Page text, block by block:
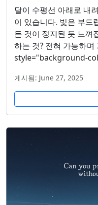
달이 수평선 아래로 내
이 있습니다. 빛은 부드
든 것이 정지된 듯 느껴
하는 것? 전혀 가능하
style="background-
게시됨: June 27, 2025